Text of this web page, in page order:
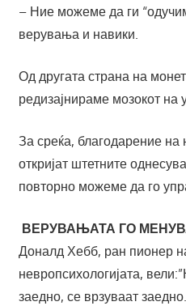
– Ние можеме да ги
верувања и навики.
Од другата страна на
редизајнираме мозокот
За среќа, благодарение
откријат штетните
повторно можеме да го
ВЕРУВАЊАТА ГО
Доналд Хебб, ран пионер
невропсихологијата,
заедно, се врзуваат